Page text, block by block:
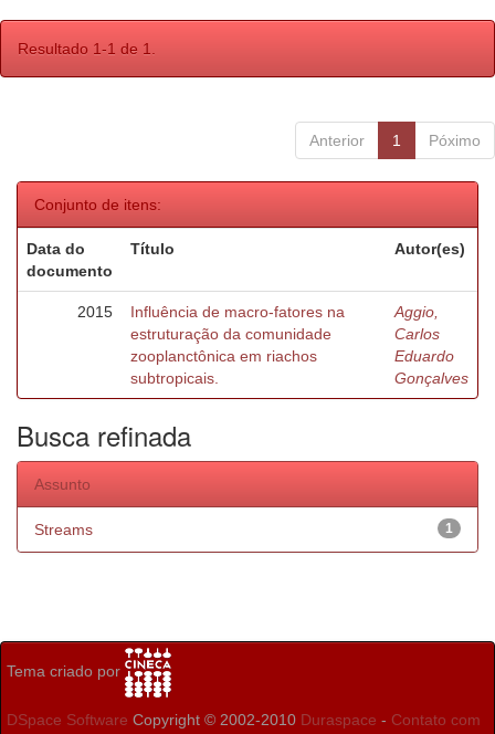
Resultado 1-1 de 1.
Anterior 1 Póximo
Conjunto de itens:
Data do
documento
Título Autor(es)
2015
Influência de macro-fatores na
estruturação da comunidade
zooplanctônica em riachos
subtropicais.
Aggio,
Carlos
Eduardo
Gonçalves
Busca refinada
Assunto
1
Streams
Tema criado por
DSpace Software Copyright © 2002-2010 Duraspace - Contato com